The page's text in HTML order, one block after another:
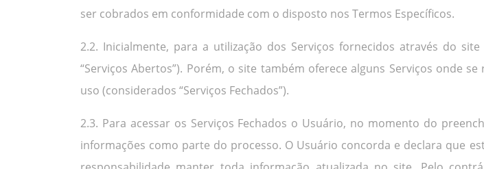
ser cobrados em conformidade com o disposto nos Termos Específicos.
2.2. Inicialmente, para a utilização dos Serviços fornecidos através do
“Serviços Abertos”). Porém, o site também oferece alguns Serviços onde
uso (considerados “Serviços Fechados”).
2.3. Para acessar os Serviços Fechados o Usuário, no momento do
informações como parte do processo. O Usuário concorda e declara que